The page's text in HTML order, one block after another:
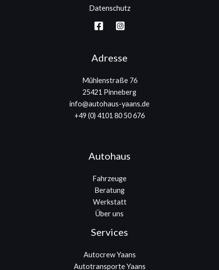
Datenschutz
Adresse
Mühlenstraße 76
25421 Pinneberg
info@autohaus-yaans.de
+49 (0) 4101 80 50 676
Autohaus
Fahrzeuge
Beratung
Werkstatt
Über uns
Services
Autocrew Yaans
Autotransporte Yaans